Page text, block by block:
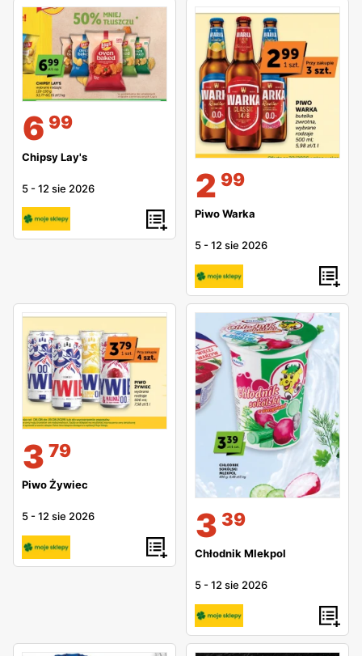
6 99
Chipsy Lay's
5 -12 sie 2026 2 99
Piwo Warka
5 -12 sie 2026
3 79
Piwo Żywiec
5 -12 sie 2026 3 39
Chłodnik Mlekpol
5 -12 sie 2026